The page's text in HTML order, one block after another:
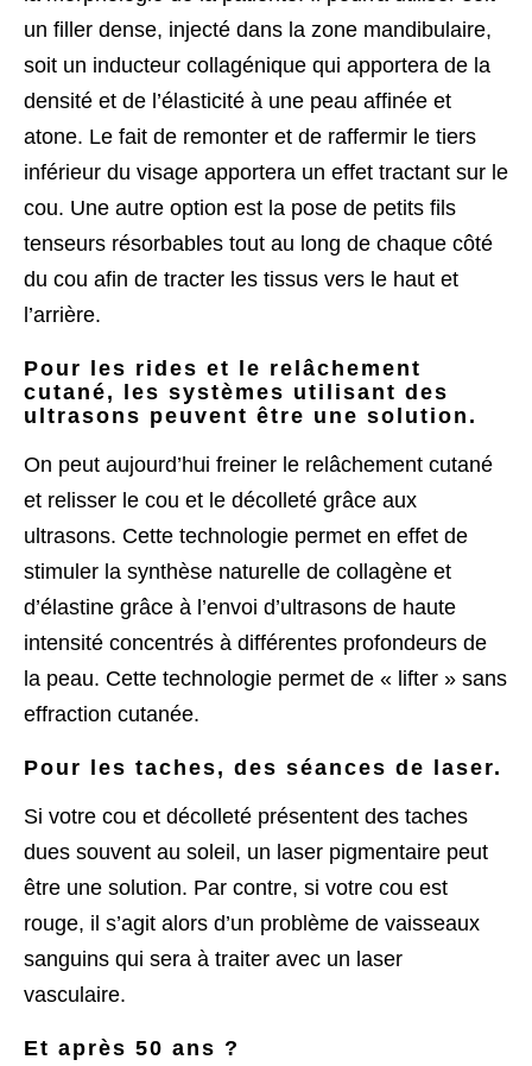
un filler dense, injecté dans la zone mandibulaire,
soit un inducteur collagénique qui apportera de la
densité et de l’élasticité à une peau affinée et
atone. Le fait de remonter et de raffermir le tiers
inférieur du visage apportera un effet tractant sur le
cou. Une autre option est la pose de petits fils
tenseurs résorbables tout au long de chaque côté
du cou afin de tracter les tissus vers le haut et
l’arrière.
Pour les rides et le relâchement
cutané, les systèmes utilisant des
ultrasons peuvent être une solution.
On peut aujourd’hui freiner le relâchement cutané
et relisser le cou et le décolleté grâce aux
ultrasons. Cette technologie permet en effet de
stimuler la synthèse naturelle de collagène et
d’élastine grâce à l’envoi d’ultrasons de haute
intensité concentrés à différentes profondeurs de
la peau. Cette technologie permet de « lifter » sans
effraction cutanée.
Pour les taches, des séances de laser.
Si votre cou et décolleté présentent des taches
dues souvent au soleil, un laser pigmentaire peut
être une solution. Par contre, si votre cou est
rouge, il s’agit alors d’un problème de vaisseaux
sanguins qui sera à traiter avec un laser
vasculaire.
Et après 50 ans ?